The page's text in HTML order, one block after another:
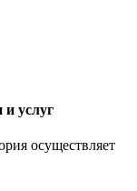
и услуг
осуществляет